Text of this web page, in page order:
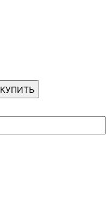
КУПИТЬ